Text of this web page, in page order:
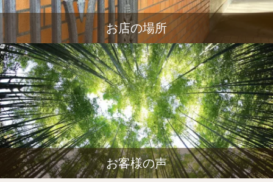
お店の場所
お客様の声